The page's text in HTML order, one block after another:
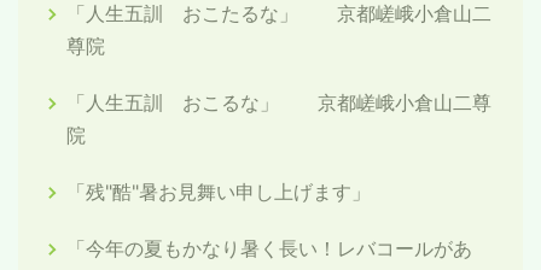
「人生五訓 おこたるな」 京都嵯峨小倉山二
尊院
「人生五訓 おこるな」 京都嵯峨小倉山二尊
院
「残"酷"暑お見舞い申し上げます」
「今年の夏もかなり暑く長い！レバコールがあ